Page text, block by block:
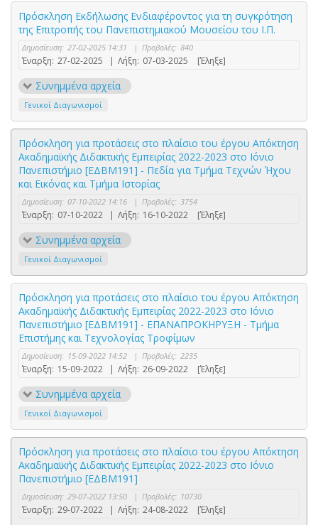
Πρόσκληση Εκδήλωσης Ενδιαφέροντος για τη συγκρότηση
της Επιτροπής του Πανεπιστημιακού Μουσείου του Ι.Π.
Δημοσίευση: 27-02-2025 14:31 | Προβολές: 840
Έναρξη: 27-02-2025 | Λήξη: 07-03-2025 [Έληξε]
Συνημμένα αρχεία
Γενικοί Διαγωνισμοί
Πρόσκληση για προτάσεις στο πλαίσιο του έργου Απόκτηση
Ακαδηµαϊκής Διδακτικής Εµπειρίας 2022-2023 στο Ιόνιο
Πανεπιστήμιο [ΕΔΒΜ191] - Πεδία για Τμήμα Τεχνών Ήχου
και Εικόνας και Τμήμα Ιστορίας
Δημοσίευση: 07-10-2022 14:16 | Προβολές: 3754
Έναρξη: 07-10-2022 | Λήξη: 16-10-2022 [Έληξε]
Συνημμένα αρχεία
Γενικοί Διαγωνισμοί
Πρόσκληση για προτάσεις στο πλαίσιο του έργου Απόκτηση
Ακαδηµαϊκής Διδακτικής Εµπειρίας 2022-2023 στο Ιόνιο
Πανεπιστήμιο [ΕΔΒΜ191] - ΕΠΑΝΑΠΡΟΚΗΡΥΞΗ - Τμήμα
Επιστήμης και Τεχνολογίας Τροφίμων
Δημοσίευση: 15-09-2022 14:52 | Προβολές: 2235
Έναρξη: 15-09-2022 | Λήξη: 26-09-2022 [Έληξε]
Συνημμένα αρχεία
Γενικοί Διαγωνισμοί
Πρόσκληση για προτάσεις στο πλαίσιο του έργου Απόκτηση
Ακαδηµαϊκής Διδακτικής Εµπειρίας 2022-2023 στο Ιόνιο
Πανεπιστήμιο [ΕΔΒΜ191]
Δημοσίευση: 29-07-2022 13:50 | Προβολές: 10730
Έναρξη: 29-07-2022 | Λήξη: 24-08-2022 [Έληξε]